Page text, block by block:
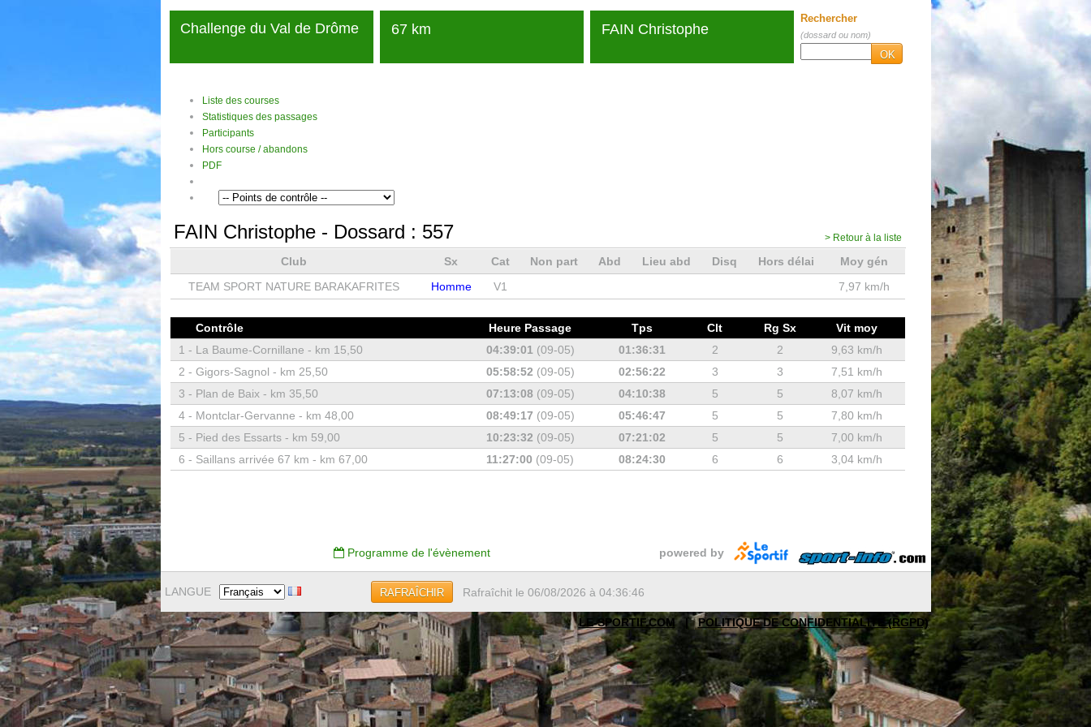
Challenge du Val de Drôme 67 km FAIN Christophe
Rechercher
(dossard ou nom)
OK
Liste des courses
Statistiques des passages
Participants
Hors course / abandons
PDF
FAIN Christophe- Dossard : 557 > Retour à la liste
Club Sx Cat Non part Abd Lieu abd Disq Hors délai
Moy gén
TEAM SPORT NATURE BARAKAFRITES
Homme V1 7,97 km/h
Contrôle Heure Passage Tps Clt Rg Sx
Vit moy
1 - La Baume-Cornillane - km 15,50 04:39:01 (09-05) 01:36:31 2 2
9,63 km/h
2 - Gigors-Sagnol - km 25,50 05:58:52 (09-05) 02:56:22 3 3
7,51 km/h
3 - Plan de Baix - km 35,50 07:13:08 (09-05) 04:10:38 5 5
8,07 km/h
4 - Montclar-Gervanne - km 48,00 08:49:17 (09-05) 05:46:47 5 5
7,80 km/h
5 - Pied des Essarts - km 59,00 10:23:32 (09-05) 07:21:02 5 5
7,00 km/h
6 - Saillans arrivée 67 km - km 67,00 11:27:00 (09-05) 08:24:30 6 6 3,04 km/h
Programme de l'évènement powered by
LANGUE RAFRAÎCHIR Rafraîchit le 06/08/2026 à 04:36:46
LE-SPORTIF.COM | POLITIQUE DE CONFIDENTIALITE (RGPD)